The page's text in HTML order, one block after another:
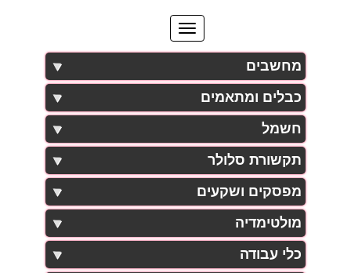
מחשבים
כבלים ומתאמים
חשמל
תקשורת סלולר
מפסקים ושקעים
מולטימדיה
כלי עבודה